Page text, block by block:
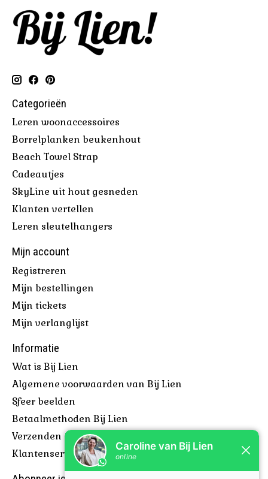
Categorieën
Leren woonaccessoires
Borrelplanken beukenhout
Beach Towel Strap
Cadeautjes
SkyLine uit hout gesneden
Klanten vertellen
Leren sleutelhangers
Mijn account
Registreren
Mijn bestellingen
Mijn tickets
Mijn verlanglijst
Informatie
Wat is Bij Lien
Algemene voorwaarden van Bij Lien
Sfeer beelden
Betaalmethoden Bij Lien
Verzenden & retourneren
Klantenservice Bij Lien